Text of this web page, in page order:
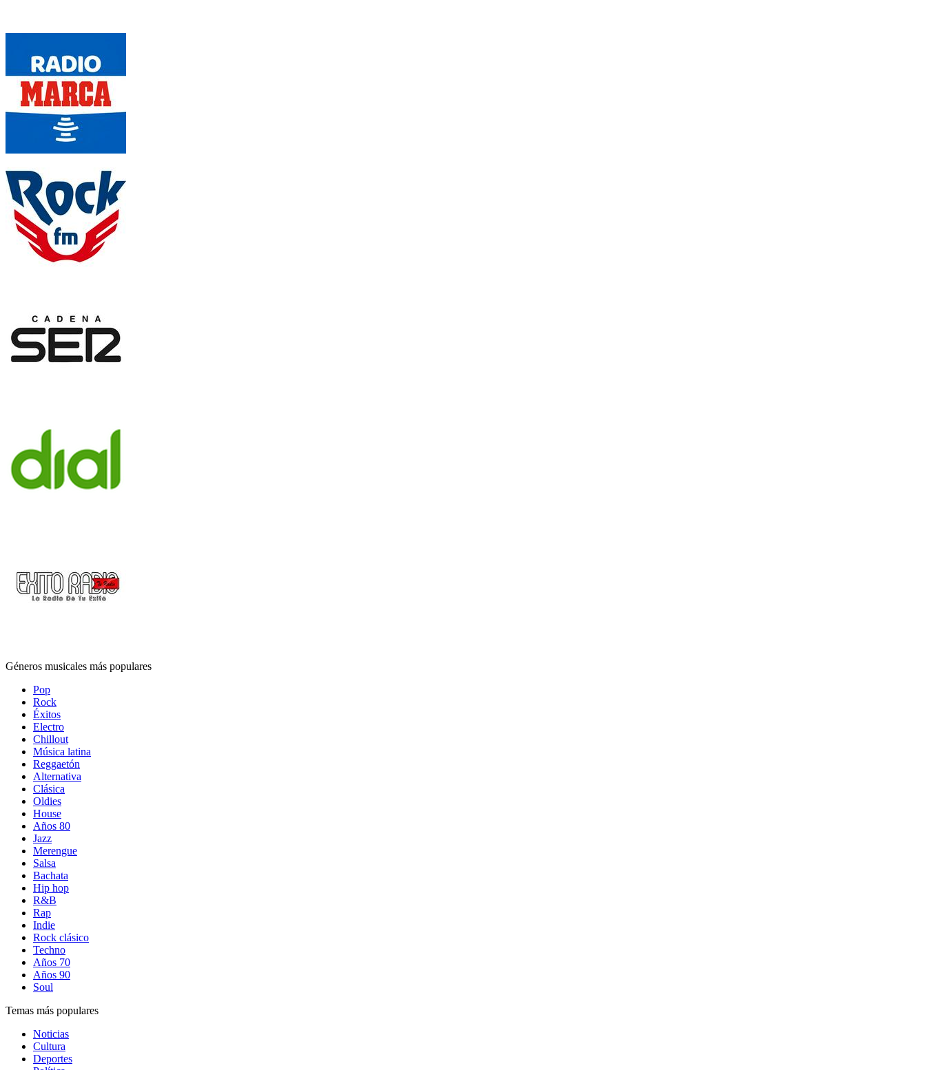
Géneros musicales más populares
Pop
Rock
Éxitos
Electro
Chillout
Música latina
Reggaetón
Alternativa
Clásica
Oldies
House
Años 80
Jazz
Merengue
Salsa
Bachata
Hip hop
R&B
Rap
Indie
Rock clásico
Techno
Años 70
Años 90
Soul
Temas más populares
Noticias
Cultura
Deportes